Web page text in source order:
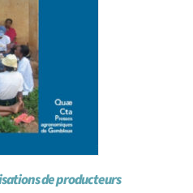
de producteurs